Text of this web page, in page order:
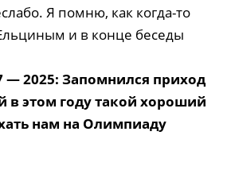
Я помню, как когда-то
и в конце беседы
2025: Запомнился приход
в этом году такой хороший
нам на Олимпиаду